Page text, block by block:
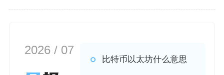
定币四大行业，兼具抗跌性
2026 / 07
比特币以太坊什么意思